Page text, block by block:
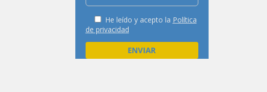
He leído y acepto la Política
de privacidad